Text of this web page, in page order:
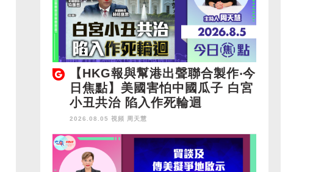
【HKG報與幫港出聲聯合製作‧今
日焦點】美國害怕中國瓜子 白宮
小丑共治 陷入作死輪迴
2026.08.05 視頻 周天慧